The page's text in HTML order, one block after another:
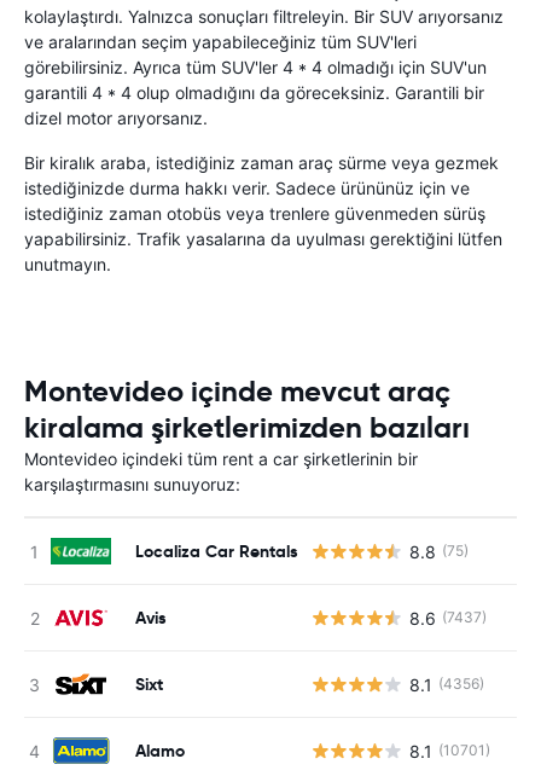
kolaylaştırdı. Yalnızca sonuçları filtreleyin. Bir SUV arıyorsanız
ve aralarından seçim yapabileceğiniz tüm SUV'leri
görebilirsiniz. Ayrıca tüm SUV'ler 4 * 4 olmadığı için SUV'un
garantili 4 * 4 olup olmadığını da göreceksiniz. Garantili bir
dizel motor arıyorsanız.
Bir kiralık araba, istediğiniz zaman araç sürme veya gezmek
istediğinizde durma hakkı verir. Sadece ürününüz için ve
istediğiniz zaman otobüs veya trenlere güvenmeden sürüş
yapabilirsiniz. Trafik yasalarına da uyulması gerektiğini lütfen
unutmayın.
Montevideo içinde mevcut araç
kiralama şirketlerimizden bazıları
Montevideo içindeki tüm rent a car şirketlerinin bir
karşılaştırmasını sunuyoruz:
Localiza Car Rentals 8.8 (75)
Avis 8.6 (7437)
Sixt 8.1 (4356)
Alamo 8.1 (10701)